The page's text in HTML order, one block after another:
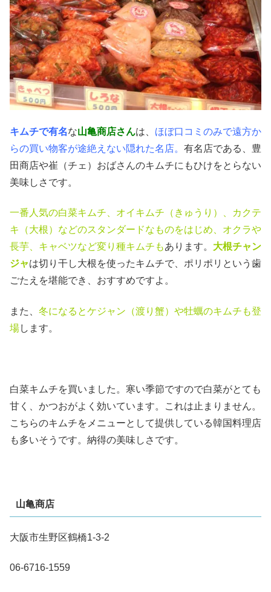
キムチで有名な山亀商店さんは、 ほぼ口コミのみで遠方か
らの買い物客が途絶えない隠れた名店。 有名店である、豊
田商店や崔（チェ）おばさんのキムチにもひけをとらない
美味しさです。
一番人気の白菜キムチ、オイキムチ（きゅうり）、カクテ
キ（大根）などのスタンダードなものをはじめ、オクラや
長芋、キャベツなど変り種キムチもあります。 大根チャン
ジャは切り干し大根を使ったキムチで、ポリポリという歯
ごたえを堪能でき、おすすめですよ。
また、 冬になるとケジャン（渡り蟹）や牡蠣のキムチも登
場します。
白菜キムチを買いました。寒い季節ですので白菜がとても
甘く、かつおがよく効いています。これは止まりません。
こちらのキムチをメニューとして提供している韓国料理店
も多いそうです。納得の美味しさです。
山亀商店
大阪市生野区鶴橋1-3-2
06-6716-1559